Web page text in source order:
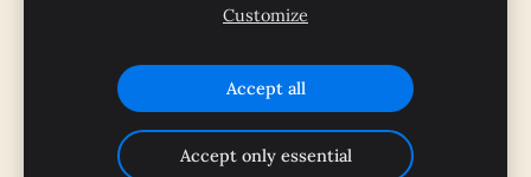
Cookies
Customize
Accept all
Accept only essential